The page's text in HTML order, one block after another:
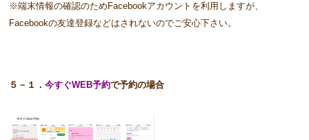
※端末情報の確認のためFacebookアカウントを利用しますが、
Facebookの友達登録などはされないのでご安心下さい。
５－１．今すぐWEB予約で予約の場合